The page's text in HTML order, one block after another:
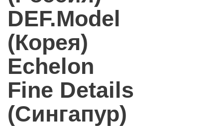
DEF.Model
(Корея)
Echelon
Fine Details
(Сингапур)